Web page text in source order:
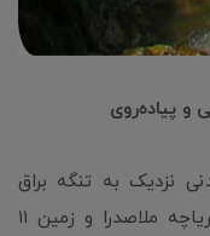
و پیاده‌روی
نزدیک به تنگه براق
است که فاصله زیادی با تنگه ندارد. دریاچه ملاصدرا و زمین ۱۱